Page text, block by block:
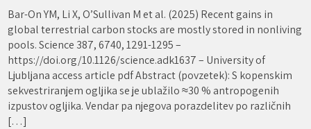
Bar-On YM, Li X, O’Sullivan M et al. (2025) Recent gains in
global terrestrial carbon stocks are mostly stored in nonliving
pools. Science 387, 6740, 1291-1295 –
https://doi.org/10.1126/science.adk1637 – University of
Ljubljana access article pdf Abstract (povzetek): S kopenskim
sekvestriranjem ogljika se je ublažilo ≈30 % antropogenih
izpustov ogljika. Vendar pa njegova porazdelitev po različnih
[…]